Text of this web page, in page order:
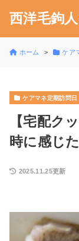
西洋毛鉤
ホーム ケア
ケアマネ定期訪問日
【宅配ク
時に感じ
2025.11.25更新